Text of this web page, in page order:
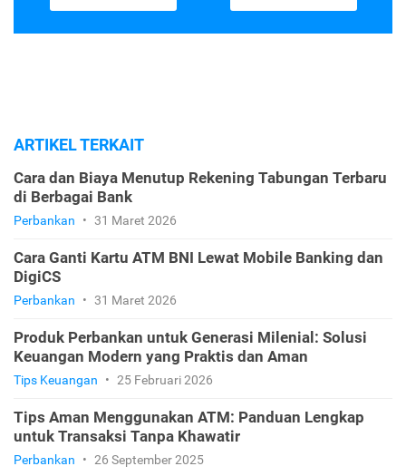
ARTIKEL TERKAIT
Cara dan Biaya Menutup Rekening Tabungan Terbaru
di Berbagai Bank
Perbankan • 31 Maret 2026
Cara Ganti Kartu ATM BNI Lewat Mobile Banking dan
DigiCS
Perbankan • 31 Maret 2026
Produk Perbankan untuk Generasi Milenial: Solusi
Keuangan Modern yang Praktis dan Aman
Tips Keuangan • 25 Februari 2026
Tips Aman Menggunakan ATM: Panduan Lengkap
untuk Transaksi Tanpa Khawatir
Perbankan • 26 September 2025